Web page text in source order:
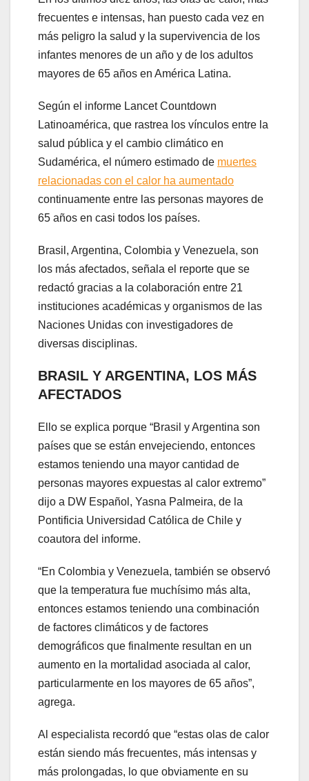
frecuentes e intensas, han puesto cada vez en
más peligro la salud y la supervivencia de los
infantes menores de un año y de los adultos
mayores de 65 años en América Latina.
Según el informe Lancet Countdown
Latinoamérica, que rastrea los vínculos entre la
salud pública y el cambio climático en
Sudamérica, el número estimado de muertes
relacionadas con el calor ha aumentado
continuamente entre las personas mayores de
65 años en casi todos los países.
Brasil, Argentina, Colombia y Venezuela, son
los más afectados, señala el reporte que se
redactó gracias a la colaboración entre 21
instituciones académicas y organismos de las
Naciones Unidas con investigadores de
diversas disciplinas.
BRASIL Y ARGENTINA, LOS MÁS
AFECTADOS
Ello se explica porque “Brasil y Argentina son
países que se están envejeciendo, entonces
estamos teniendo una mayor cantidad de
personas mayores expuestas al calor extremo”
dijo a DW Español, Yasna Palmeira, de la
Pontificia Universidad Católica de Chile y
coautora del informe.
“En Colombia y Venezuela, también se observó
que la temperatura fue muchísimo más alta,
entonces estamos teniendo una combinación
de factores climáticos y de factores
demográficos que finalmente resultan en un
aumento en la mortalidad asociada al calor,
particularmente en los mayores de 65 años”,
agrega.
Al especialista recordó que “estas olas de calor
están siendo más frecuentes, más intensas y
más prolongadas, lo que obviamente en su